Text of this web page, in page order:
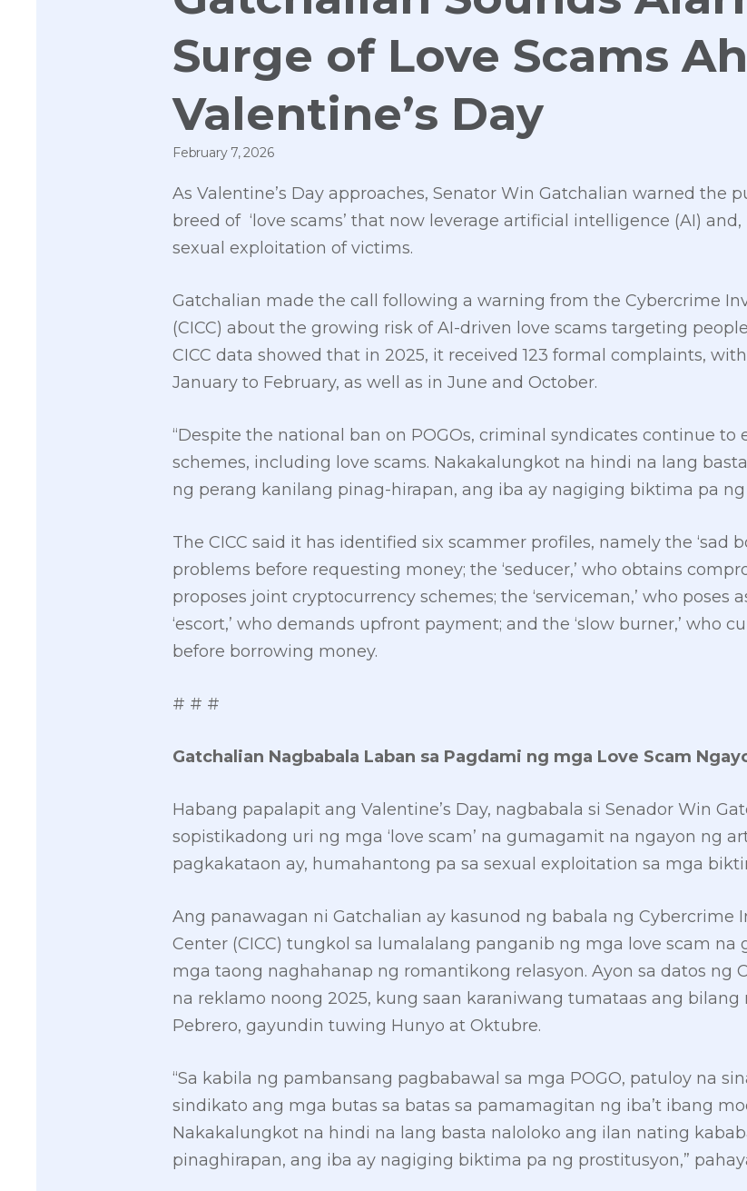
Surge of Love Scams
Valentine’s Day
February 7, 2026
As Valentine’s Day approaches, Senator Win Gatchalian warned the
breed of ‘love scams’ that now leverage artificial intelligence (AI)
sexual exploitation of victims.
Gatchalian made the call following a warning from the Cybercrime
(CICC) about the growing risk of AI-driven love scams targeting
CICC data showed that in 2025, it received 123 formal complaints,
January to February, as well as in June and October.
“Despite the national ban on POGOs, criminal syndicates continue
schemes, including love scams. Nakakalungkot na hindi na lang
ng perang kanilang pinag-hirapan, ang iba ay nagiging biktima pa ng
The CICC said it has identified six scammer profiles, namely the ‘sad
problems before requesting money; the ‘seducer,’ who obtains
proposes joint cryptocurrency schemes; the ‘serviceman,’ who poses
‘escort,’ who demands upfront payment; and the ‘slow burner,’ who
before borrowing money.
# # #
Gatchalian Nagbabala Laban sa Pagdami ng mga Love Scam
Habang papalapit ang Valentine’s Day, nagbabala si Senador Win
sopistikadong uri ng mga ‘love scam’ na gumagamit na ngayon ng
pagkakataon ay, humahantong pa sa sexual exploitation sa mga
Ang panawagan ni Gatchalian ay kasunod ng babala ng Cybercrime
Center (CICC) tungkol sa lumalalang panganib ng mga love scam
mga taong naghahanap ng romantikong relasyon. Ayon sa datos ng
na reklamo noong 2025, kung saan karaniwang tumataas ang
Pebrero, gayundin tuwing Hunyo at Oktubre.
“Sa kabila ng pambansang pagbabawal sa mga POGO, patuloy na
sindikato ang mga butas sa batas sa pamamagitan ng iba’t ibang
Nakakalungkot na hindi na lang basta naloloko ang ilan nating
pinaghirapan, ang iba ay nagiging biktima pa ng prostitusyon,”